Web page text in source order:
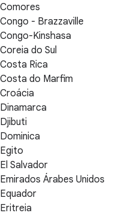
Comores
Congo - Brazzaville
Congo-Kinshasa
Coreia do Sul
Costa Rica
Costa do Marfim
Croácia
Dinamarca
Djibuti
Dominica
Egito
El Salvador
Emirados Árabes Unidos
Equador
Eritreia